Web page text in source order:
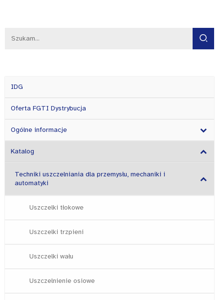
IDG
Oferta FGTI Dystrybucja
Ogólne informacje
Katalog
Techniki uszczelniania dla przemysłu, mechaniki i
automatyki
Uszczelki tłokowe
Uszczelki trzpieni
Uszczelki wału
Uszczelnienie osiowe